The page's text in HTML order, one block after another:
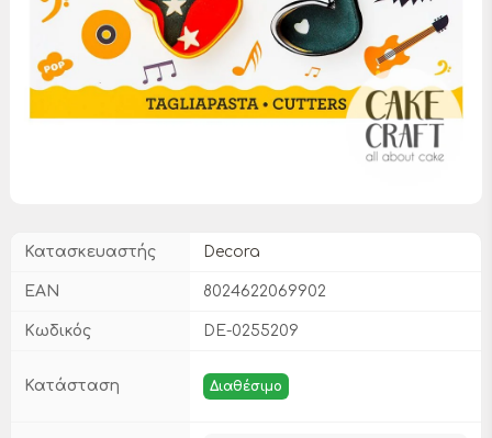
Κατασκευαστής Decora
EAN 8024622069902
Κωδικός DE-0255209
Κατάσταση Διαθέσιμο